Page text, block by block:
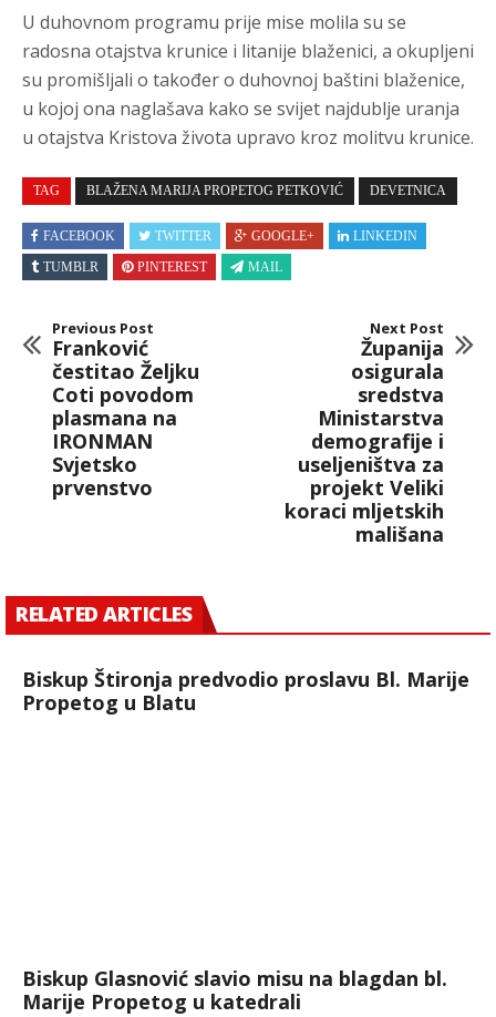
U duhovnom programu prije mise molila su se
radosna otajstva krunice i litanije blaženici, a okupljeni
su promišljali o također o duhovnoj baštini blaženice,
u kojoj ona naglašava kako se svijet najdublje uranja
u otajstva Kristova života upravo kroz molitvu krunice.
TAG BLAŽENA MARIJA PROPETOG PETKOVIĆ DEVETNICA
FACEBOOK TWITTER GOOGLE+
LINKEDIN
TUMBLR
PINTEREST MAIL
Previous Post
Franković
čestitao Željku
Coti povodom
plasmana na
IRONMAN
Svjetsko
prvenstvo
Next Post
Županija
osigurala
sredstva
Ministarstva
demografije i
useljeništva za
projekt Veliki
koraci mljetskih
mališana
RELATED ARTICLES
Biskup Štironja predvodio proslavu Bl. Marije
Propetog u Blatu
Biskup Glasnović slavio misu na blagdan bl.
Marije Propetog u katedrali